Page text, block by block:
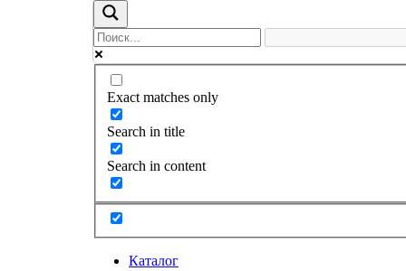
Exact matches only
Search in title
Search in content
Каталог